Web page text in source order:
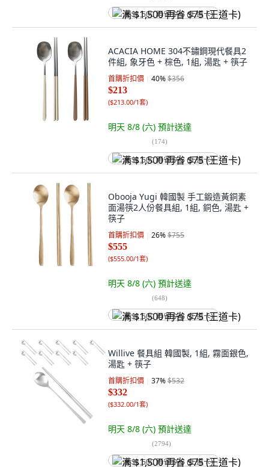
满 $1,500 再省 $75 (王道卡)
ACACIA HOME 304不鏽鋼現代餐具2
件組, 象牙色 + 棕色, 1組, 湯匙 + 筷子
首購折扣價 40%$356
$213
($213.00/1套)
明天 8/8 (六) 預計送達
(174)
满 $1,500 再省 $75 (王道卡)
Obooja Yugi 韓國製 手工鍛造黃銅素
面湯筷2人份餐具組, 1組, 銅色, 湯匙 +
筷子
首購折扣價 26%$755
$555
($555.00/1套)
明天 8/8 (六) 預計送達
(648)
满 $1,500 再省 $75 (王道卡)
Willive 餐具組 韓國製, 1組, 霧面銀色,
湯匙 + 筷子
首購折扣價 37%$532
$332
($332.00/1套)
明天 8/8 (六) 預計送達
(2794)
满 $1,500 再省 $75 (王道卡)